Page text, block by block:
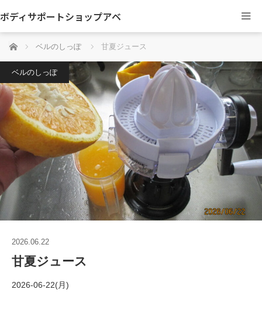
ボディサポートショップアベ
ホーム ベルのしっぽ 甘夏ジュース
ベルのしっぽ
2026.06.22
甘夏ジュース
2026-06-22(月)